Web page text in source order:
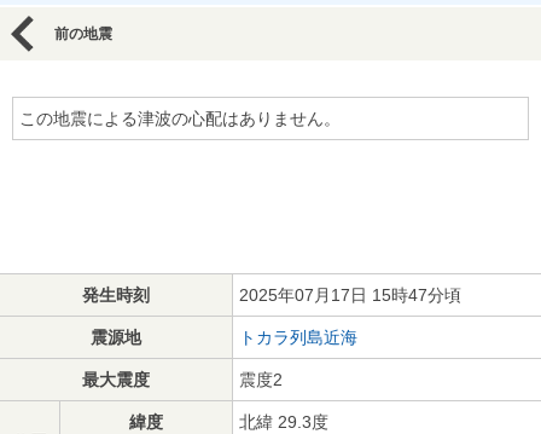
前の地震
この地震による津波の心配はありません。
発生時刻 2025年07月17日 15時47分頃
震源地 トカラ列島近海
最大震度 震度2
緯度 北緯 29.3度